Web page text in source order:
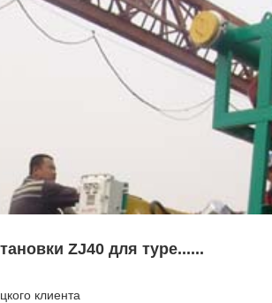
ZJ40 для туре......
клиента